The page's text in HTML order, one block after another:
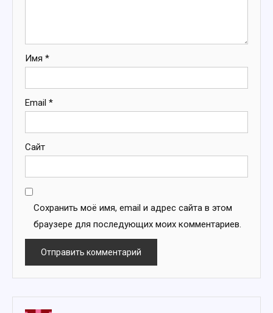
Имя *
Email *
Сайт
Сохранить моё имя, email и адрес сайта в этом
браузере для последующих моих комментариев.